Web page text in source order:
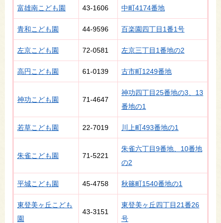
富雄南こども園 43-1606 中町4174番地
青和こども園 44-9596 百楽園四丁目1番1号
左京こども園 72-0581 左京三丁目1番地の2
高円こども園 61-0139 古市町1249番地
神功こども園 71-4647
神功四丁目25番地の3、13
番地の1
若草こども園 22-7019 川上町493番地の1
朱雀こども園 71-5221
朱雀六丁目9番地、10番地
の2
平城こども園 45-4758 秋篠町1540番地の1
東登美ヶ丘こども
園
43-3151
東登美ヶ丘四丁目21番26
号